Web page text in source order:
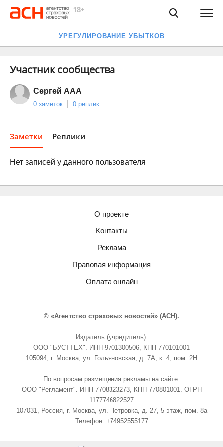
УРЕГУЛИРОВАНИЕ УБЫТКОВ
Участник сообщества
Сергей ААА
0 заметок
0 реплик
…
Заметки Реплики
Нет записей у данного пользователя
О проекте
Контакты
Реклама
Правовая информация
Оплата онлайн
© «Агентство страховых новостей» (АСН).
Издатель (учредитель):
ООО "БУСТТЕХ". ИНН 9701300506, КПП 770101001
105094, г. Москва, ул. Гольяновская, д. 7А, к. 4, пом. 2Н
По вопросам размещения рекламы на сайте:
ООО "Регламент". ИНН 7708323273, КПП 770801001. ОГРН
1177746822527
107031, Россия, г. Москва, ул. Петровка, д. 27, 5 этаж, пом. 8а
Телефон: +74952555177